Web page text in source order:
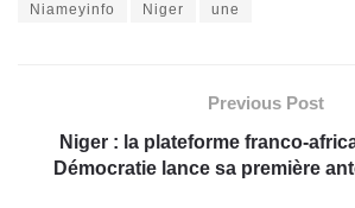
Niameyinfo Niger une
Previous Post
Niger : la plateforme franco-
Démocratie lance sa première